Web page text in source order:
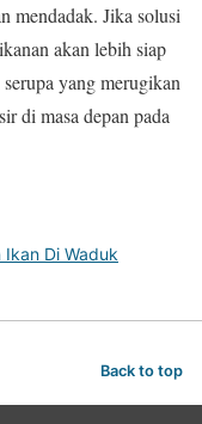
mendadak. Jika solusi
akan lebih siap
yang merugikan
di masa depan pada
Ikan Di Waduk
Back to top